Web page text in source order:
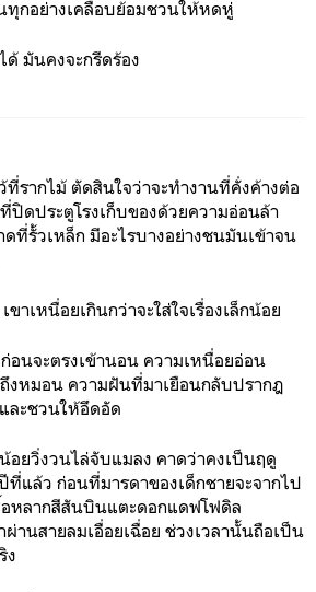
กอย่างเคลือบย้อมชวนให้หดหู่
มันคงจะกรีดร้อง
รากไม้ ตัดสินใจว่าจะทำงานที่คั่งค้างต่อ
ปิดประตูโรงเก็บของด้วยความอ่อนล้า
ดที่รั้วเหล็ก มีอะไรบางอย่างชนมันเข้าจน
าเหนื่อยเกินกว่าจะใส่ใจเรื่องเล็กน้อย
อนจะตรงเข้านอน ความเหนื่อยอ่อน
หมอน ความฝันที่มาเยือนกลับปรากฎ
ะชวนให้อึดอัด
อยวิ่งวนไล่จับแมลง คาดว่าคงเป็นฤดู
แล้ว ก่อนที่มารดาของเด็กชายจะจากไป
หลากสีสันบินแตะดอกแดฟโฟดิล
านสายลมเอื่อยเฉื่อย ช่วงเวลานั้นถือเป็น
ง